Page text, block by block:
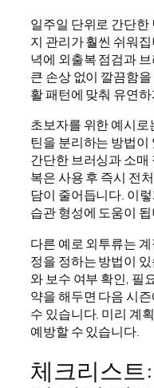
일주일 단위로 간단한
지 관리가 훨씬 쉬워
녁에 외출복 점검과
큰 손상 없이 깔끔함
활 패턴에 맞춰 유연
초보자를 위한 예시로
틴을 분리하는 방법이
간단한 브러싱과 소
복은 사용 후 즉시 전
담이 줄어듭니다. 이
습관 형성에 도움이
다른 예로 외투류는
정을 정하는 방법이
와 보수 여부 확인, 필
약을 해두면 다음 시
수 있습니다. 미리 계
예방할 수 있습니다.
체크리스트